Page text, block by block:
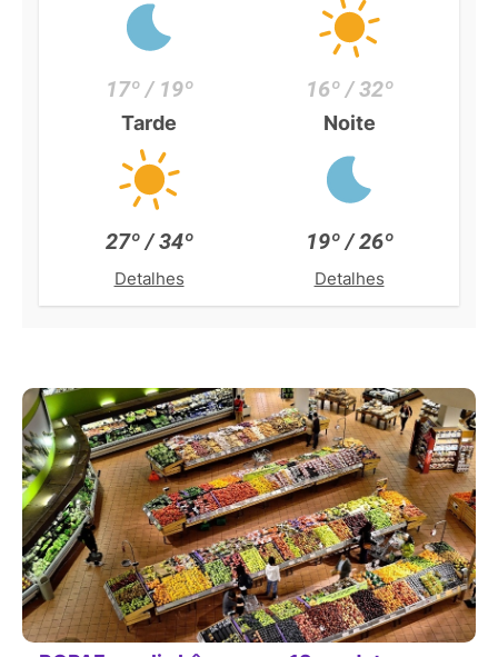
17º / 19º 16º / 32º
Tarde
27º / 34º
Detalhes
Noite
19º / 26º
Detalhes